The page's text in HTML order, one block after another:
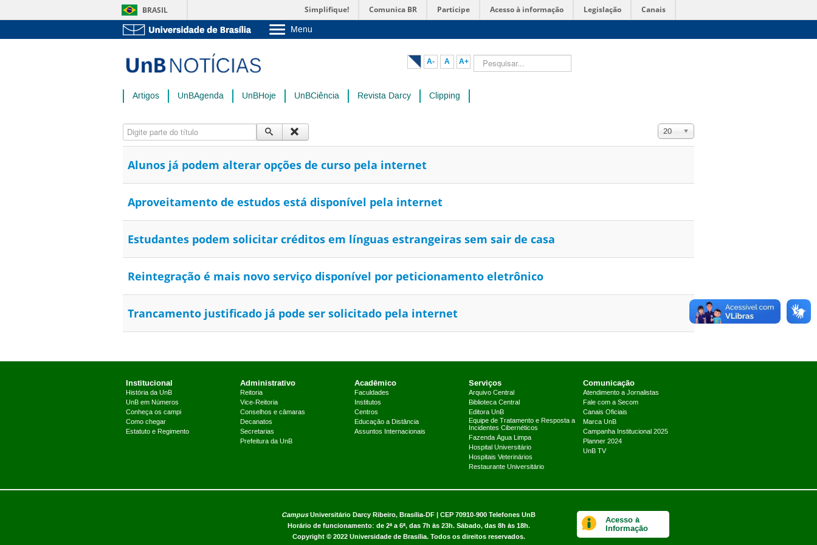
BRASIL Simplifique! Comunica BR Participe Acesso à informação Legislação Canais
Menu
Pós-Graduação
Administração
A- A A+ Pesquisar...
Artigos UnBAgenda UnBHoje UnBCiência Revista Darcy Clipping
Digite parte do título Exibir #
20
Alunos já podem alterar opções de curso pela internet
Aproveitamento de estudos está disponível pela internet
Estudantes podem solicitar créditos em línguas estrangeiras sem sair de casa
Reintegração é mais novo serviço disponível por peticionamento eletrônico
Trancamento justificado já pode ser solicitado pela internet
Institucional
História da UnB
UnB em Números
Conheça os campi
Como chegar
Estatuto e Regimento
Administrativo
Reitoria
Vice-Reitoria
Conselhos e câmaras
Decanatos
Secretarias
Prefeitura da UnB
Acadêmico
Faculdades
Institutos
Centros
Educação a Distância
Assuntos Internacionais
Serviços
Arquivo Central
Biblioteca Central
Editora UnB
Equipe de Tratamento e Resposta a
Incidentes Cibernéticos
Fazenda Água Limpa
Hospital Universitário
Hospitais Veterinários
Restaurante Universitário
Comunicação
Atendimento a Jornalistas
Fale com a Secom
Canais Oficiais
Marca UnB
Campanha Institucional 2025
Planner 2024
UnB TV
CampusUniversitário Darcy Ribeiro, Brasília-DF | CEP 70910-900 Telefones UnB
Horário de funcionamento: de 2ª a 6ª, das 7h às 23h. Sábado, das 8h às 18h.
Copyright © 2022 Universidade de Brasília. Todos os direitos reservados.
Acesso à
Informação